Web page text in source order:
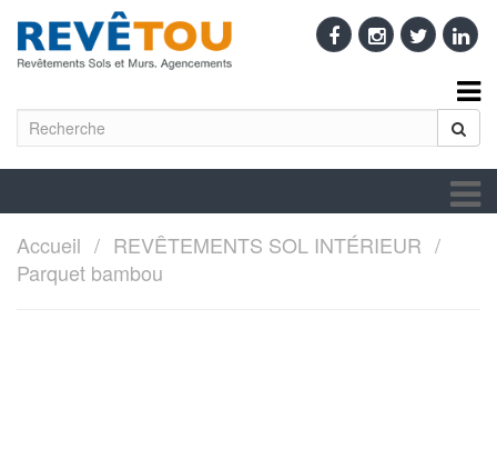
Accueil
REVÊTEMENTS SOL INTÉRIEUR
Parquet bambou